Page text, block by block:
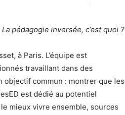
La pédagogie inversée, c’est quoi ?
à Paris. L’équipe est
travaillant dans des
objectif commun : montrer que les
est dédié au potentiel
mieux vivre ensemble, sources